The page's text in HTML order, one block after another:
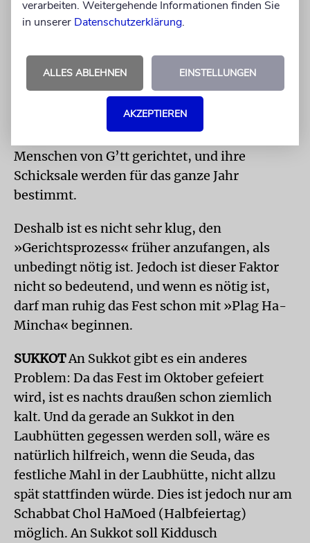
ersten Feiertags warten. und das ist auch sehr
spät in der Nacht.
Das Rosch Haschana-Fest hat ebenfalls seine
Besonderheit. Idealerweise soll das neue Jahr
nicht zu früh angefangen werden. Der Grund
dafür ist, dass Rosch Haschana als »Tag des
Gerichts« gilt. An diesem Tag werden alle
Menschen von G’tt gerichtet, und ihre
Schicksale werden für das ganze Jahr
bestimmt.
Deshalb ist es nicht sehr klug, den
»Gerichtsprozess« früher anzufangen, als
unbedingt nötig ist. Jedoch ist dieser Faktor
nicht so bedeutend, und wenn es nötig ist,
darf man ruhig das Fest schon mit »Plag Ha-
Mincha« beginnen.
SUKKOTAn Sukkot gibt es ein anderes
Problem: Da das Fest im Oktober gefeiert
wird, ist es nachts draußen schon ziemlich
kalt. Und da gerade an Sukkot in den
Laubhütten gegessen werden soll, wäre es
natürlich hilfreich, wenn die Seuda, das
festliche Mahl in der Laubhütte, nicht allzu
spät stattfinden würde. Dies ist jedoch nur am
Schabbat Chol HaMoed (Halbfeiertag)
möglich. An Sukkot soll Kiddusch
verarbeiten. Weitergehende Informationen finden Sie
in unserer Datenschutzerklärung.
ALLES ABLEHNEN EINSTELLUNGEN
AKZEPTIEREN